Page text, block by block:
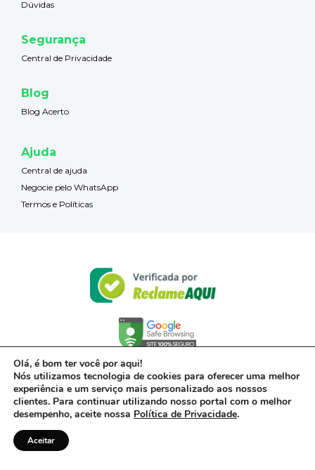
Dúvidas
Segurança
Central de Privacidade
Blog
Blog Acerto
Ajuda
Central de ajuda
Negocie pelo WhatsApp
Termos e Políticas
Olá, é bom ter você por aqui!
Nós utilizamos tecnologia de cookies para oferecer uma melhor
experiência e um serviço mais personalizado aos nossos
clientes. Para continuar utilizando nosso portal com o melhor
desempenho, aceite nossa Política de Privacidade.
Aceitar